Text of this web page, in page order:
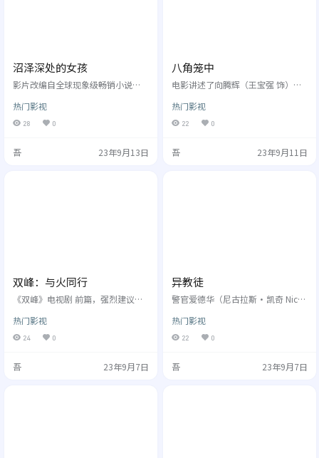
沼泽深处的女孩
影片改编自全球现象级畅销小说
叫做基娅（黛西·埃德加-琼斯 饰）
的女孩，她遭到家人遗弃，在北卡
罗来纳州中一片危险的沼泽地里独
小镇居民的排挤和歧视，她被戏称
热门影视
28 0
吾 23年9月13日
八角笼中
电影讲述了向腾辉（王宝强 饰）倾
养成才，这让生活本没有出路的孩
子们看到了一丝通向未来的曙光。
然而，随着往日的表演视频被爆
激了不明真相的人们的神经。一夜
热门影视
22 0
吾 23年9月11日
双峰：与火同行
《双峰》电视剧 前篇，强烈建议先
是高中里的优秀学生。夜里她会变
成一个可卡因瘾君子和性狂乱者，
她去色情酒吧卖淫以换取买毒品的
灭，在Laura小时候父亲就变身为Bo
热门影视
24 0
吾 23年9月7日
异教徒
警官爱德华（尼古拉斯•凯奇 Nicol
亲眼目睹了一个悲惨的交通事故。
他尽力去营救车内的女孩儿，结果
被炸伤。在休息的日子里，爱德华
觉，他只能依靠药物来治疗。 一
热门影视
22 0
吾 23年9月7日